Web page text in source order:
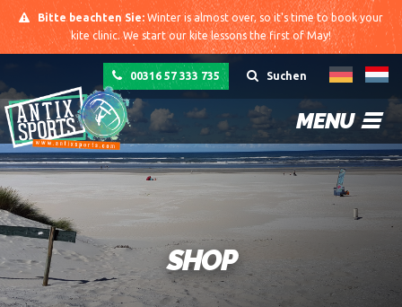
Bitte beachten Sie: Winter is almost over, so it's time to book your
kite clinic. We start our kite lessons the first of May!
Suchen
00316 57 333 735
MENU
SHOP